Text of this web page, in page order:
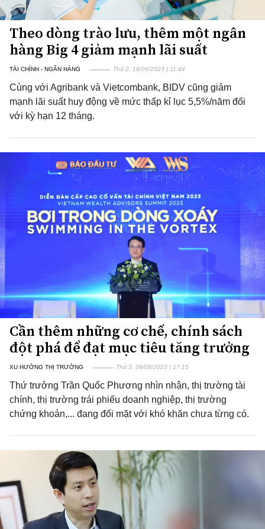
Theo dòng trào lưu, thêm một ngân
hàng Big 4 giảm mạnh lãi suất
TÀI CHÍNH - NGÂN HÀNG Thứ 2, 18/09/2023 | 11:44
Cùng với Agribank và Vietcombank, BIDV cũng giảm
mạnh lãi suất huy động về mức thấp kỉ lục 5,5%/năm đối
với kỳ hạn 12 tháng.
Cần thêm những cơ chế, chính sách
đột phá để đạt mục tiêu tăng trưởng
XU HƯỚNG THỊ TRƯỜNG Thứ 3, 08/08/2023 | 17:15
Thứ trưởng Trần Quốc Phương nhìn nhận, thị trường tài
chính, thị trường trái phiếu doanh nghiệp, thị trường
chứng khoán,... đang đối mặt với khó khăn chưa từng có.